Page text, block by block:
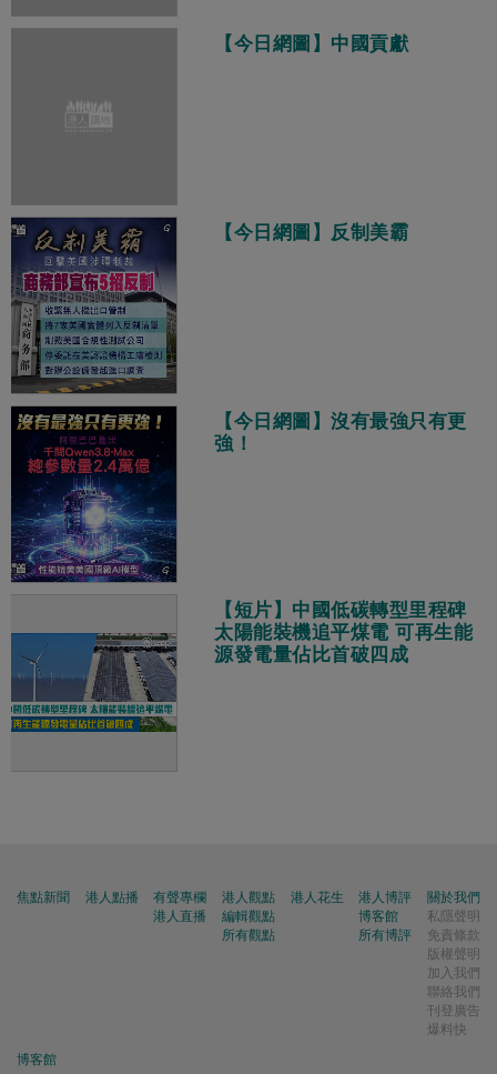
【今日網圖】中國貢獻
【今日網圖】反制美霸
【今日網圖】沒有最強只有更
強！
【短片】中國低碳轉型里程碑
太陽能裝機追平煤電 可再生能
源發電量佔比首破四成
焦點新聞 港人點播
有聲專欄
港人直播
港人觀點
編輯觀點
所有觀點
港人花生
港人博評
博客館
所有博評
關於我們
私隱聲明
免責條款
版權聲明
加入我們
聯絡我們
刊登廣告
爆料快
博客館